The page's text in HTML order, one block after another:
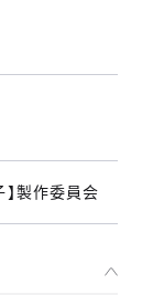
】製作委員会